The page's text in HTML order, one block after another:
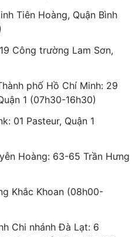
Tiên Hoàng, Quận Bình
Công trường Lam Sơn,
phố Hồ Chí Minh: 29
1 (07h30-16h30)
01 Pasteur, Quận 1
Hoàng: 63-65 Trần Hưng
Khắc Khoan (08h00-
Chi nhánh Đà Lạt: 6